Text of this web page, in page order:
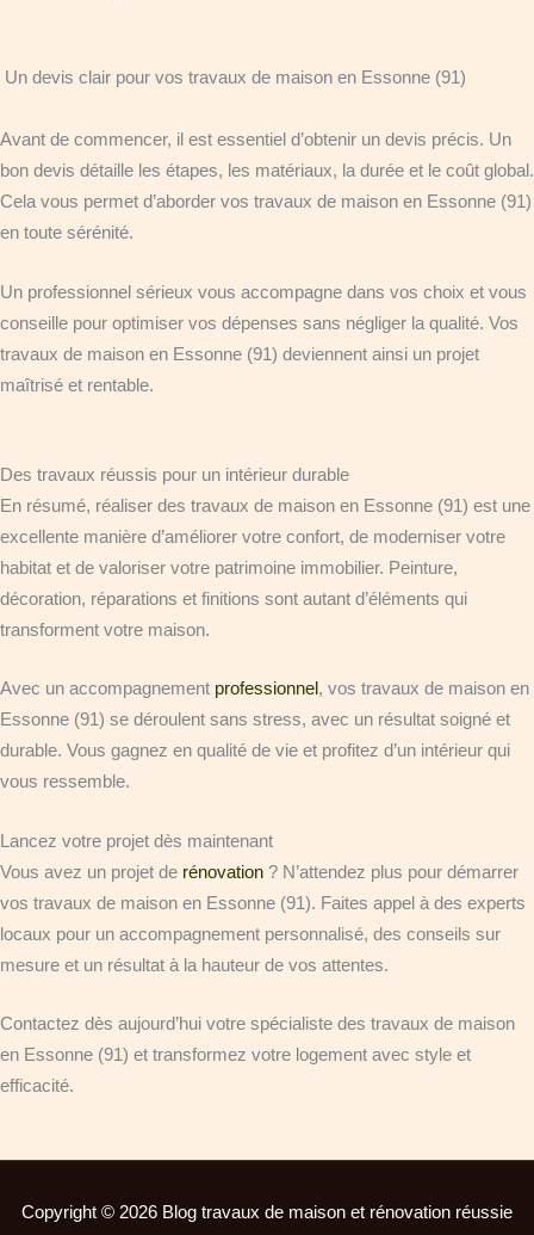
Un devis clair pour vos travaux de maison en Essonne (91)
Avant de commencer, il est essentiel d’obtenir un devis précis. Un
bon devis détaille les étapes, les matériaux, la durée et le coût global.
Cela vous permet d’aborder vos travaux de maison en Essonne (91)
en toute sérénité.
Un professionnel sérieux vous accompagne dans vos choix et vous
conseille pour optimiser vos dépenses sans négliger la qualité. Vos
travaux de maison en Essonne (91) deviennent ainsi un projet
maîtrisé et rentable.
Des travaux réussis pour un intérieur durable
En résumé, réaliser des travaux de maison en Essonne (91) est une
excellente manière d’améliorer votre confort, de moderniser votre
habitat et de valoriser votre patrimoine immobilier. Peinture,
décoration, réparations et finitions sont autant d’éléments qui
transforment votre maison.
Avec un accompagnement professionnel , vos travaux de maison en
Essonne (91) se déroulent sans stress, avec un résultat soigné et
durable. Vous gagnez en qualité de vie et profitez d’un intérieur qui
vous ressemble.
Lancez votre projet dès maintenant
Vous avez un projet de rénovation ? N’attendez plus pour démarrer
vos travaux de maison en Essonne (91). Faites appel à des experts
locaux pour un accompagnement personnalisé, des conseils sur
mesure et un résultat à la hauteur de vos attentes.
Contactez dès aujourd’hui votre spécialiste des travaux de maison
en Essonne (91) et transformez votre logement avec style et
efficacité.
Copyright © 2026 Blog travaux de maison et rénovation réussie